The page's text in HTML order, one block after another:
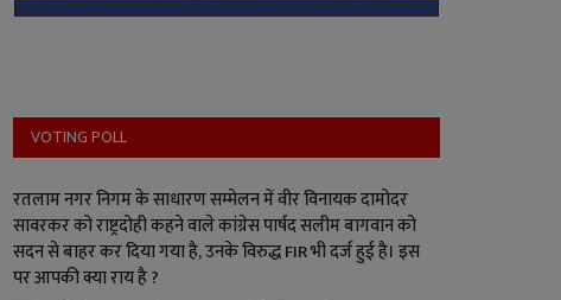
VOTING POLL
रतलाम नगर निगम के साधारण सम्मेलन में वीर विनायक दामोदर
सावरकर को राष्ट्रदोही कहने वाले कांग्रेस पार्षद सलीम बागवान को
सदन से बाहर कर दिया गया है, उनके विरुद्ध FIR भी दर्ज हुई है। इस
पर आपकी क्या राय है ?